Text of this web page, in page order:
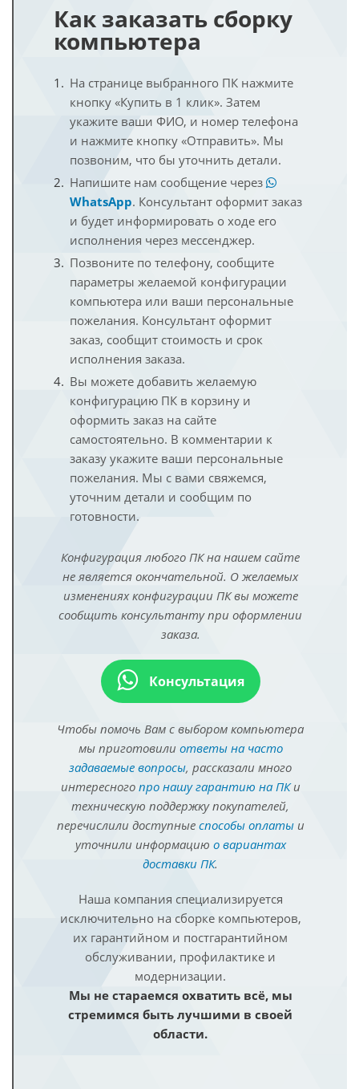
Как заказать сборку
компьютера
На странице выбранного ПК нажмите
кнопку «Купить в 1 клик». Затем
укажите ваши ФИО, и номер телефона
и нажмите кнопку «Отправить». Мы
позвоним, что бы уточнить детали.
Напишите нам сообщение через
WhatsApp. Консультант оформит заказ
и будет информировать о ходе его
исполнения через мессенджер.
Позвоните по телефону, сообщите
параметры желаемой конфигурации
компьютера или ваши персональные
пожелания. Консультант оформит
заказ, сообщит стоимость и срок
исполнения заказа.
Вы можете добавить желаемую
конфигурацию ПК в корзину и
оформить заказ на сайте
самостоятельно. В комментарии к
заказу укажите ваши персональные
пожелания. Мы с вами свяжемся,
уточним детали и сообщим по
готовности.
Конфигурация любого ПК на нашем сайте
не является окончательной. О желаемых
изменениях конфигурации ПК вы можете
сообщить консультанту при оформлении
заказа.
Консультация
Чтобы помочь Вам с выбором компьютера
мы приготовили ответы на часто
задаваемые вопросы, рассказали много
интересного про нашу гарантию на ПКи
техническую поддержку покупателей,
перечислили доступные способы оплатыи
уточнили информацию о вариантах
доставки ПК.
Наша компания специализируется
исключительно на сборке компьютеров,
их гарантийном и постгарантийном
обслуживании, профилактике и
модернизации.
Мы не стараемся охватить всё, мы
стремимся быть лучшими в своей
области.